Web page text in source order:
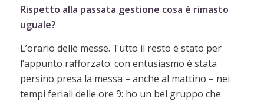
Rispetto alla passata gestione cosa è rimasto
uguale?
L’orario delle messe. Tutto il resto è stato per
l’appunto rafforzato: con entusiasmo è stata
persino presa la messa – anche al mattino – nei
tempi feriali delle ore 9: ho un bel gruppo che